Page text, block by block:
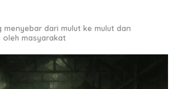
menyebar dari mulut ke mulut dan
oleh masyarakat